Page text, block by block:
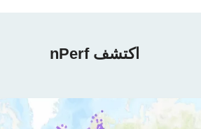
اكتشف nPerf